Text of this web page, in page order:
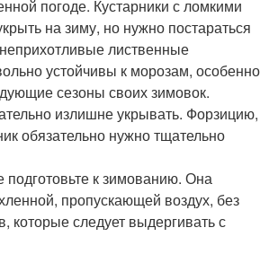
погоде. Кустарники с ломкими
на зиму, но нужно постараться
лиственные
устойчивы к морозам, особенно
сезоны своих зимовок.
излишне укрывать. Форзицию,
обязательно нужно тщательно
подготовьте к зимованию. Она
пропускающей воздух, без
которые следует выдергивать с